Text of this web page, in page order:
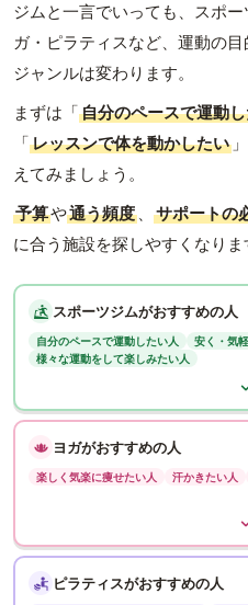
ジムと一言でいっても、スポ
ガ・ピラティスなど、運動の
ジャンルは変わります。
まずは「自分のペースで運動
「レッスンで体を動かしたい
えてみましょう。
予算や通う頻度 、 サポートの
に合う施設を探しやすくなりま
スポーツジムがおすすめの人
自分のペースで運動したい人
安く・気
様々な運動をして楽しみたい人
ヨガがおすすめの人
楽しく気楽に痩せたい人 汗かきたい人
ピラティスがおすすめの人